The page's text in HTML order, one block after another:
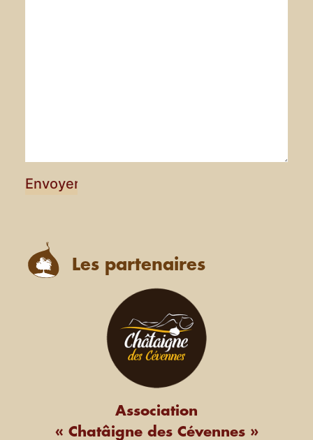
Les partenaires
Association
« Chatâigne des Cévennes »